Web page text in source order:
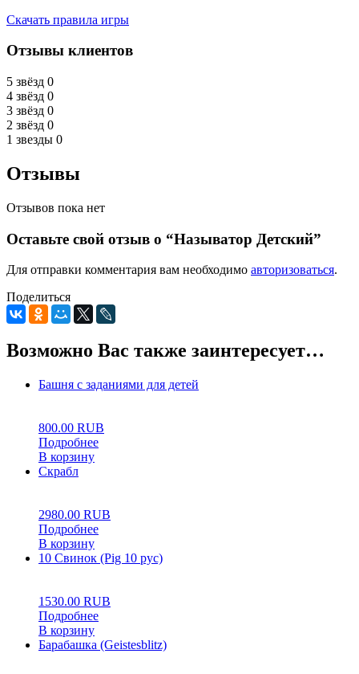
Скачать правила игры
Отзывы клиентов
5 звёзд 0
4 звёзд 0
3 звёзд 0
2 звёзд 0
1 звезды 0
Отзывы
Отзывов пока нет
Оставьте свой отзыв о “Называтор Детский”
Для отправки комментария вам необходимо авторизоваться.
Поделиться
Возможно Вас также заинтересует…
Башня с заданиями для детей
800.00 RUB
Подробнее
В корзину
Скрабл
2980.00 RUB
Подробнее
В корзину
10 Свинок (Pig 10 рус)
1530.00 RUB
Подробнее
В корзину
Барабашка (Geistesblitz)